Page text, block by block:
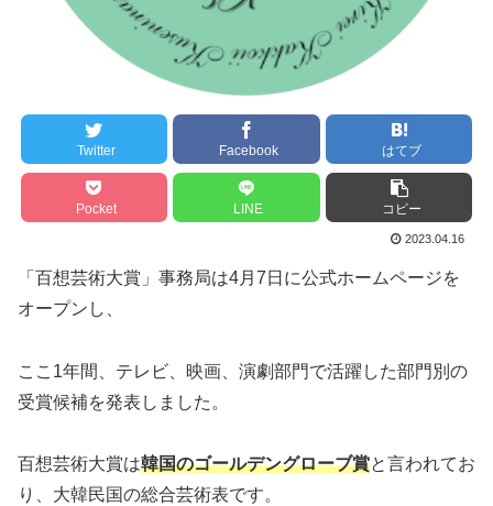
Twitter Facebook はてブ
Pocket LINE コピー
2023.04.16
「百想芸術大賞」事務局は4月7日に公式ホームページを
オープンし、
ここ1年間、テレビ、映画、演劇部門で活躍した部門別の
受賞候補を発表しました。
百想芸術大賞は韓国のゴールデングローブ賞と言われてお
り、大韓民国の総合芸術表です。